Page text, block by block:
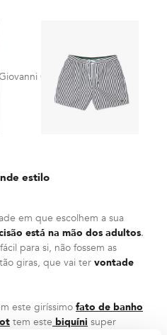
Galli
estilo
em que escolhem a sua
está na mão dos adultos.
para si, não fossem as
giras, que vai ter vontade
este giríssimo fato de banho
tem este biquíni super